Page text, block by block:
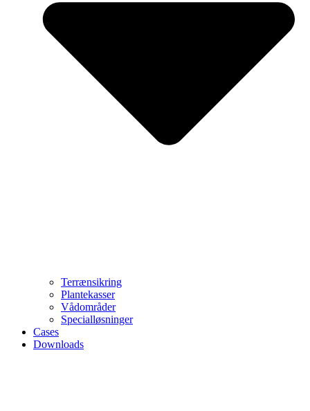
Terrænsikring
Plantekasser
Vådområder
Specialløsninger
Cases
Downloads